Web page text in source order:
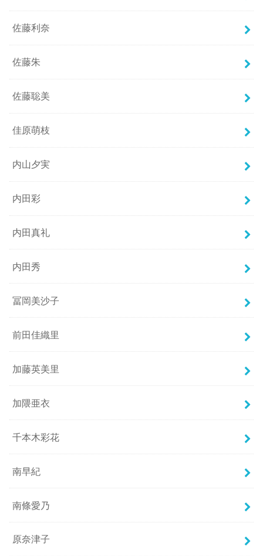
佐藤利奈
佐藤朱
佐藤聡美
佳原萌枝
内山夕実
内田彩
内田真礼
内田秀
冨岡美沙子
前田佳織里
加藤英美里
加隈亜衣
千本木彩花
南早紀
南條愛乃
原奈津子